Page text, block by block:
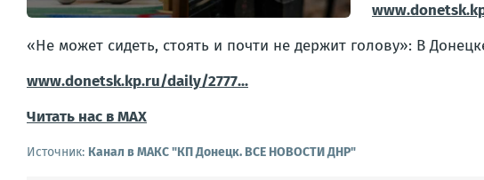
«Не может сидеть, стоять и почти не держит голову»: В
www.donetsk.kp.ru/daily/2777...
Читать нас в МАХ
Источник: Канал в МАКС "КП Донeцк. ВСЕ НОВОСТИ ДНР"